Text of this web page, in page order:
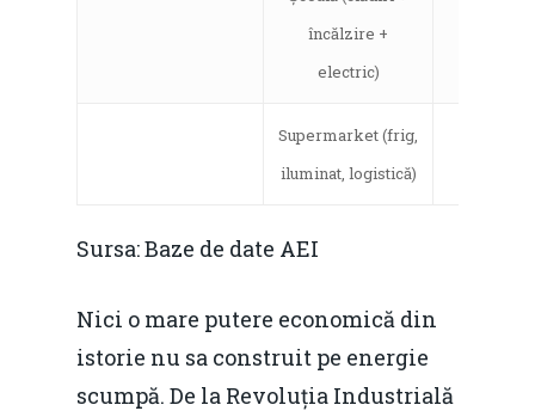
încălzire +
electric)
Supermarket (frig,
iluminat, logistică)
Sursa: Baze de date AEI
Nici o mare putere economică din
istorie nu sa construit pe energie
scumpă. De la Revoluția Industrială
Fiscalitate pentru o
Decembrie 2015